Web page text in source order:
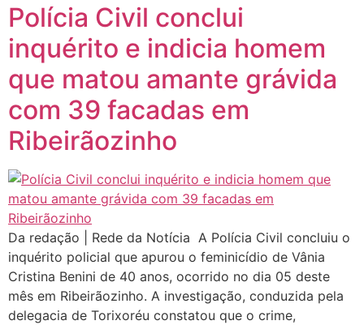
Polícia Civil conclui
inquérito e indicia homem
que matou amante grávida
com 39 facadas em
Ribeirãozinho
Da redação | Rede da Notícia A Polícia Civil concluiu o
inquérito policial que apurou o feminicídio de Vânia
Cristina Benini de 40 anos, ocorrido no dia 05 deste
mês em Ribeirãozinho. A investigação, conduzida pela
delegacia de Torixoréu constatou que o crime,